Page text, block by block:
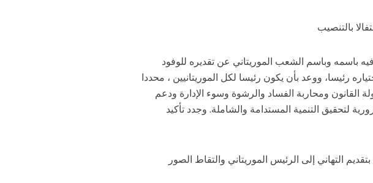
بالتنصيب
باسمه وباسم الشعب الموريتاني عن تقديره للوفود
رئيسا، ووعد بأن يكون رئيسا لكل الموريتانيين ، محددا
القانون ومحاربة الفساد والرشوة وسوء الإدارة ودعم
لتحقيق التنمية المستدامة والشاملة. وجدد تأكيد
التهاني إلى الرئيس الموريتاني والتقاط الصور